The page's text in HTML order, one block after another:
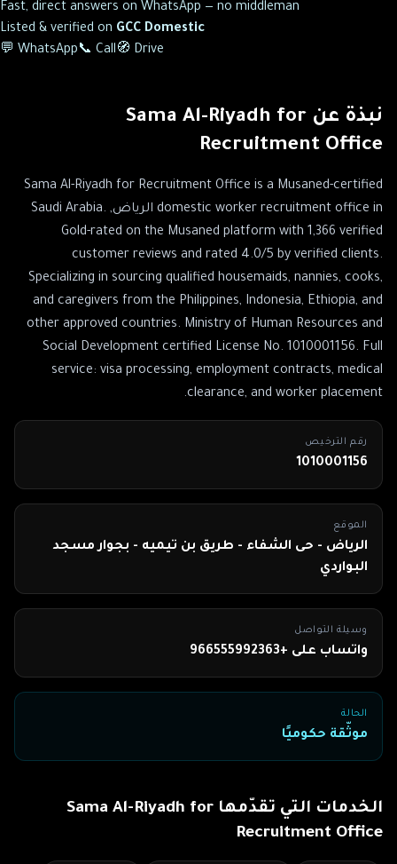
Fast, direct answers on WhatsApp — no middleman
Listed & verified on GCC Domestic
💬 WhatsApp📞 Call🧭 Drive
نبذة عن Sama Al-Riyadh for
Recruitment Office
Sama Al-Riyadh for Recruitment Office is a Musaned-certified
domestic worker recruitment office in الرياض, Saudi Arabia.
Gold-rated on the Musaned platform with 1,366 verified
customer reviews and rated 4.0/5 by verified clients.
Specializing in sourcing qualified housemaids, nannies, cooks,
and caregivers from the Philippines, Indonesia, Ethiopia, and
other approved countries. Ministry of Human Resources and
Social Development certified License No. 1010001156. Full
service: visa processing, employment contracts, medical
clearance, and worker placement.
رقم الترخيص
1010001156
الموقع
الرياض - حى الشفاء - طريق بن تيميه - بجوار مسجد
البواردي
وسيلة التواصل
واتساب على +966555992363
الحالة
موثّقة حكوميًا
الخدمات التي تقدّمها Sama Al-Riyadh for
Recruitment Office